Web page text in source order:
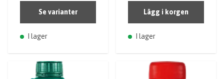
Se varianter
I lager
Lägg i korgen
I lager